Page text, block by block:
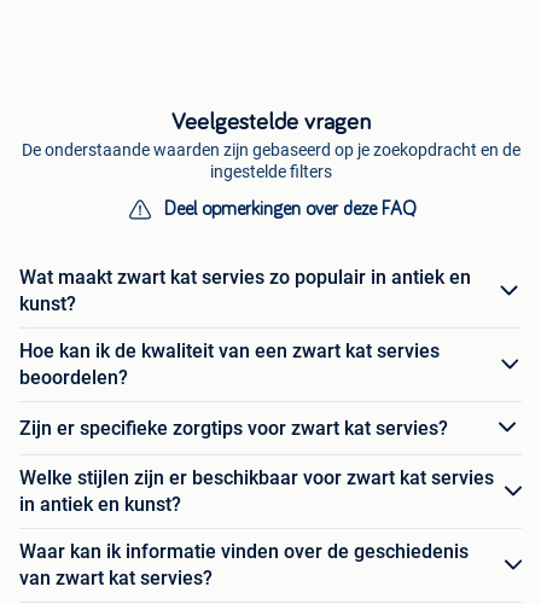
Veelgestelde vragen
De onderstaande waarden zijn gebaseerd op je zoekopdracht en de
ingestelde filters
Deel opmerkingen over deze FAQ
Wat maakt zwart kat servies zo populair in antiek en
kunst?
Hoe kan ik de kwaliteit van een zwart kat servies
beoordelen?
Zijn er specifieke zorgtips voor zwart kat servies?
Welke stijlen zijn er beschikbaar voor zwart kat servies
in antiek en kunst?
Waar kan ik informatie vinden over de geschiedenis
van zwart kat servies?